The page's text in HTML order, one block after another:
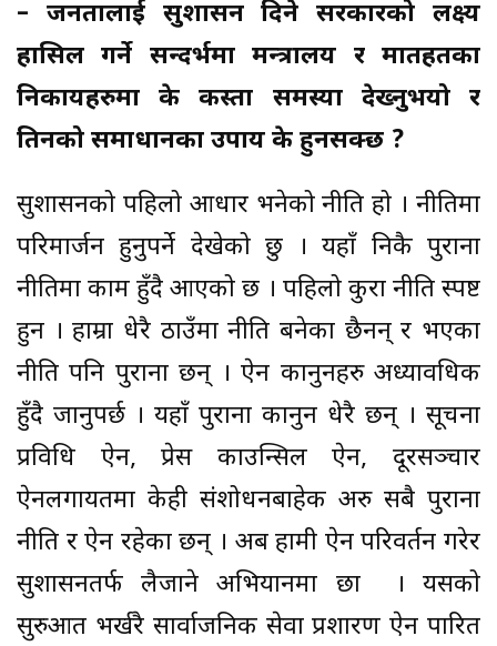
– जनतालाई सुशासन दिने सरकारको लक्ष्य
हासिल गर्ने सन्दर्भमा मन्त्रालय र मातहतका
निकायहरुमा के कस्ता समस्या देख्नुभयो र
तिनको समाधानका उपाय के हुनसक्छ ?
सुशासनको पहिलो आधार भनेको नीति हो । नीतिमा
परिमार्जन हुनुपर्ने देखेको छु । यहाँ निकै पुराना
नीतिमा काम हुँदै आएको छ । पहिलो कुरा नीति स्पष्ट
हुन । हाम्रा धेरै ठाउँमा नीति बनेका छैनन् र भएका
नीति पनि पुराना छन् । ऐन कानुनहरु अध्यावधिक
हुँदै जानुपर्छ । यहाँ पुराना कानुन धेरै छन् । सूचना
प्रविधि ऐन, प्रेस काउन्सिल ऐन, दूरसञ्चार
ऐनलगायतमा केही संशोधनबाहेक अरु सबै पुराना
नीति र ऐन रहेका छन् । अब हामी ऐन परिवर्तन गरेर
सुशासनतर्फ लैजाने अभियानमा छौँ । यसको
सुरुआत भर्खरै सार्वाजनिक सेवा प्रशारण ऐन पारित